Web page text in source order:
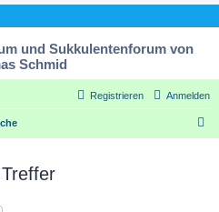
und Sukkulentenforum von
Schmid
Anmelden
Registrieren